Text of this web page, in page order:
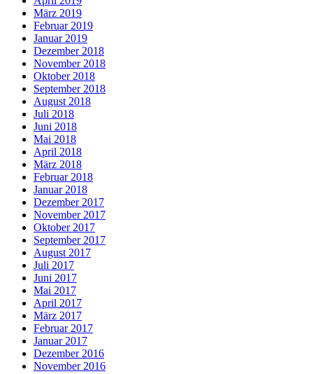
März 2019
Februar 2019
Januar 2019
Dezember 2018
November 2018
Oktober 2018
September 2018
August 2018
Juli 2018
Juni 2018
Mai 2018
April 2018
März 2018
Februar 2018
Januar 2018
Dezember 2017
November 2017
Oktober 2017
September 2017
August 2017
Juli 2017
Juni 2017
Mai 2017
April 2017
März 2017
Februar 2017
Januar 2017
Dezember 2016
November 2016